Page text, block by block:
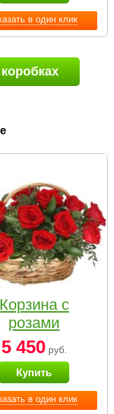
в один клик
в один клик
Корзина с
розами
«Красный
Париж»
5 450руб.
Купить